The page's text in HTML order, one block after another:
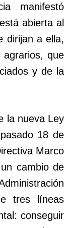
manifestó
abierta al
dirijan a ella,
agrarios, que
y de la
la nueva Ley
18 de
Marco
cambio de
tres líneas
conseguir